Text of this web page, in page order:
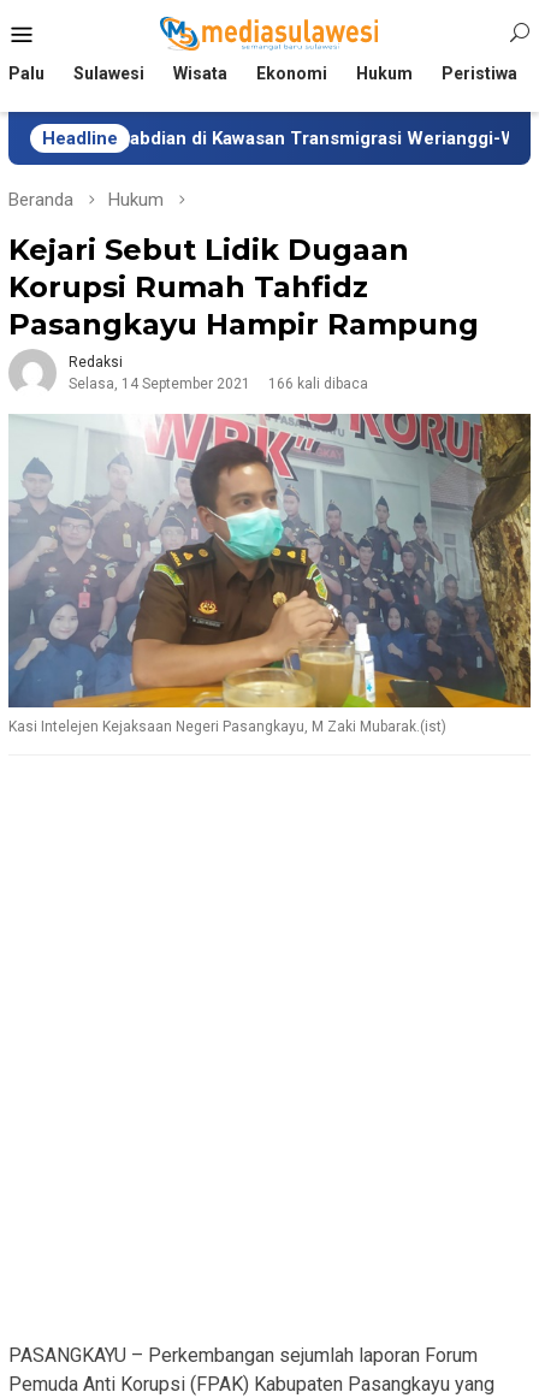
ke
Mobile
Palu Sulawesi Wisata Ekonomi Hukum Peristiwa
Headlinedi Kawasan Transmigrasi Werianggi-Werabur
Beranda Hukum
Kejari Sebut Lidik Dugaan
Korupsi Rumah Tahfidz
Pasangkayu Hampir Rampung
Redaksi
Selasa, 14 September 2021
166 kali dibaca
Kasi Intelejen Kejaksaan Negeri Pasangkayu, M Zaki Mubarak.(ist)
PASANGKAYU – Perkembangan sejumlah laporan Forum
Pemuda Anti Korupsi (FPAK) Kabupaten Pasangkayu yang